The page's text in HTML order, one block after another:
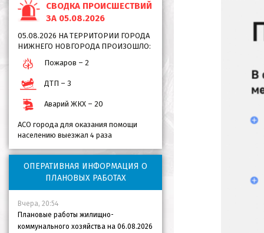
СВОДКА ПРОИСШЕСТВИЙ
ЗА 05.08.2026
05.08.2026 НА ТЕРРИТОРИИ ГОРОДА
НИЖНЕГО НОВГОРОДА ПРОИЗОШЛО:
Пожаров – 2
ДТП – 3
Аварий ЖКХ – 20
АСО города для оказания помощи
населению выезжал 4 раза
ОПЕРАТИВНАЯ ИНФОРМАЦИЯ О
ПЛАНОВЫХ РАБОТАХ
Вчера, 20:54
Плановые работы жилищно-
коммунального хозяйства на 06.08.2026